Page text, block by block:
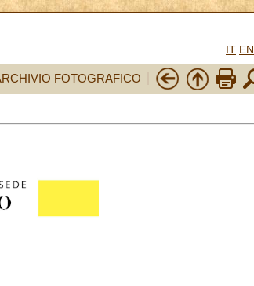
IT EN
FOTOGRAFICO